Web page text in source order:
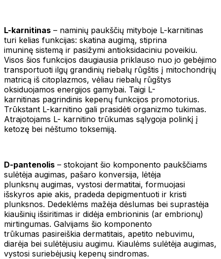
L-karnitinas – naminių paukščių mityboje L-karnitinas
turi kelias funkcijas: skatina augimą, stiprina
imuninę sistemą ir pasižymi antioksidaciniu poveikiu.
Visos šios funkcijos daugiausia priklauso nuo jo gebėjimo
transportuoti ilgų grandinių riebalų rūgštis į mitochondrijų
matricą iš citoplazmos, vėliau riebalų rūgštys
oksiduojamos energijos gamybai. Taigi L-
karnitinas pagrindinis kepenų funkcijos promotorius.
Trūkstant L-karnitino gali prasidėti organizmo tukimas.
Atrajotojams L- karnitino trūkumas sąlygoja polinkį į
ketozę bei nėštumo toksemiją.
D-pantenolis – stokojant šio komponento paukščiams
sulėtėja augimas, pašaro konversija, lėtėja
plunksnų augimas, vystosi dermatitai, formuojasi
išskyros apie akis, pradeda depigmentuoti ir kristi
plunksnos. Dedeklėms mažėja dėslumas bei suprastėja
kiaušinių išsiritimas ir didėja embrioninis (ar embrionų)
mirtingumas. Galvijams šio komponento
trūkumas pasireiškia dermatitais, apetito nebuvimu,
diarėja bei sulėtėjusiu augimu. Kiaulėms sulėtėja augimas,
vystosi suriebėjusių kepenų sindromas.